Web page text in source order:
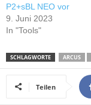
P2+sBL NEO vor
9. Juni 2023
In "Tools"
SCHLAGWORTE ARCUS
Teilen